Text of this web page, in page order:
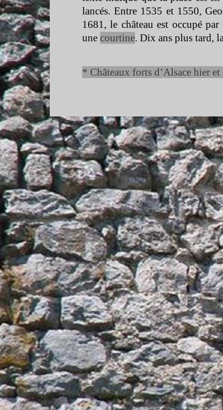
lancés. Entre 1535 et 1550,
1681, le château est occupé
une courtine. Dix ans plus tard,
* Châteaux forts d’Alsace hier